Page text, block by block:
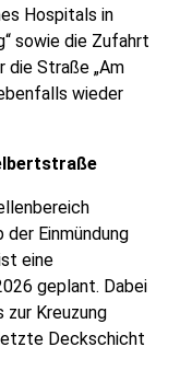
Hospitals in
sowie die Zufahrt
die Straße „Am
wieder
der Einmündung
eine
geplant. Dabei
zur Kreuzung
Deckschicht